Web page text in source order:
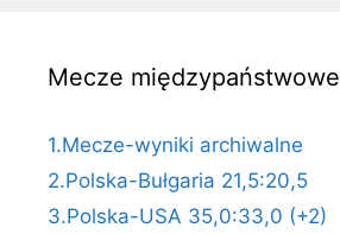
Mecze międzypaństwowe
1.Mecze-wyniki archiwalne
2.Polska-Bułgaria 21,5:20,5
3.Polska-USA 35,0:33,0 (+2)